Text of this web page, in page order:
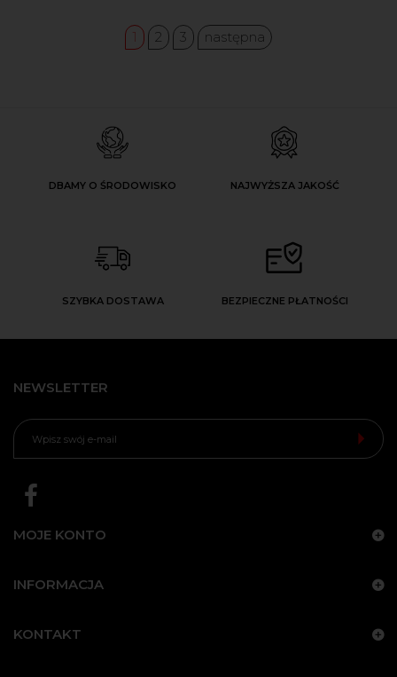
1 2 3 następna
DBAMY O ŚRODOWISKO NAJWYŻSZA JAKOŚĆ
SZYBKA DOSTAWA BEZPIECZNE PŁATNOŚCI
NEWSLETTER
MOJE KONTO
INFORMACJA
KONTAKT